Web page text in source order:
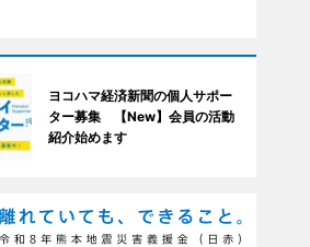
ヨコハマ経済新聞の個人サポー
ター募集 【New】会員の活動
紹介始めます